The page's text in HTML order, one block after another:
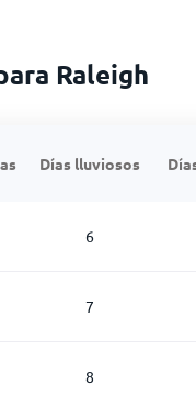
Raleigh
Días lluviosos
6
7
8